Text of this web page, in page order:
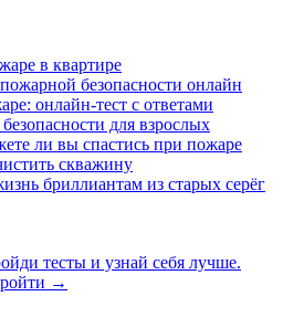
в квартире
безопасности онлайн
онлайн-тест с ответами
для взрослых
ли вы спастись при пожаре
скважину
бриллиантам из старых серёг
тесты и узнай себя лучше.
→